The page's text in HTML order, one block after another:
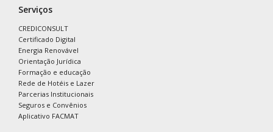
Serviços
CREDICONSULT
Certificado Digital
Energia Renovável
Orientação Jurídica
Formação e educação
Rede de Hotéis e Lazer
Parcerias Institucionais
Seguros e Convênios
Aplicativo FACMAT